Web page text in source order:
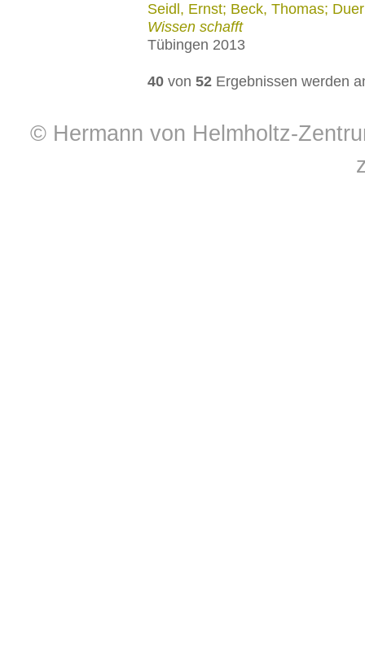
Seidl, Ernst; Beck, Thomas;
Wissen schafft
Tübingen 2013
40 von 52 Ergebnissen werden
© Hermann von Helmholtz-